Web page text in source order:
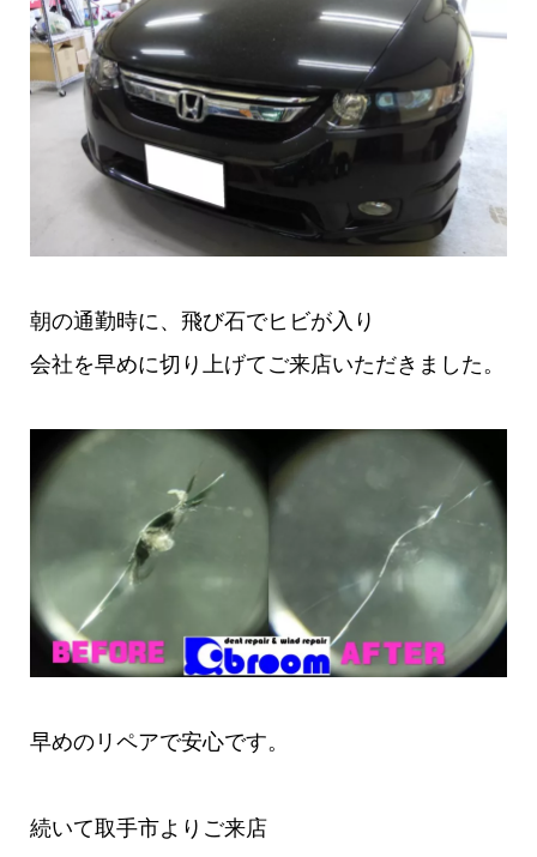
朝の通勤時に、飛び石でヒビが入り
会社を早めに切り上げてご来店いただきました。
早めのリペアで安心です。
続いて取手市よりご来店